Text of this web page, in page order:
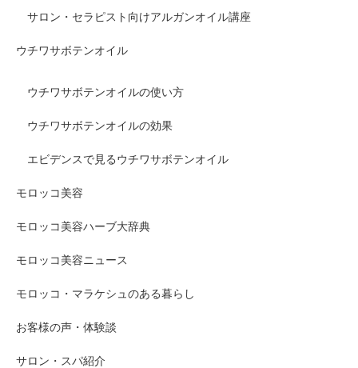
サロン・セラピスト向けアルガンオイル講座
ウチワサボテンオイル
ウチワサボテンオイルの使い方
ウチワサボテンオイルの効果
エビデンスで見るウチワサボテンオイル
モロッコ美容
モロッコ美容ハーブ大辞典
モロッコ美容ニュース
モロッコ・マラケシュのある暮らし
お客様の声・体験談
サロン・スパ紹介